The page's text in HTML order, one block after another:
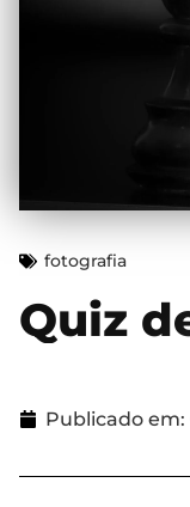
fotografia
Quiz
Publicado em: